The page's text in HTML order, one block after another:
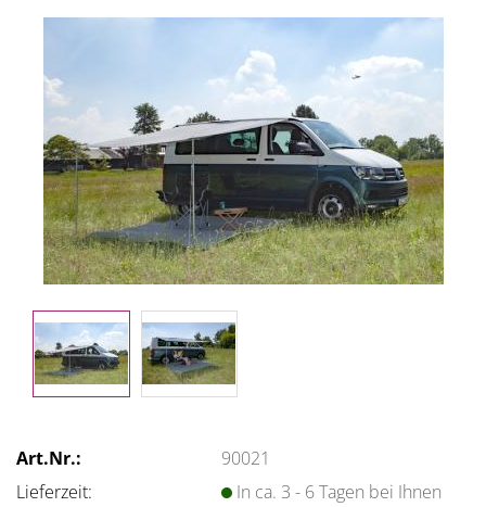
Art.Nr.:
90021
Lieferzeit:
In ca. 3 - 6 Tagen bei Ihnen